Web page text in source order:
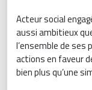
Acteur social
aussi ambitieux
l’ensemble de ses
actions en faveur
bien plus qu’une